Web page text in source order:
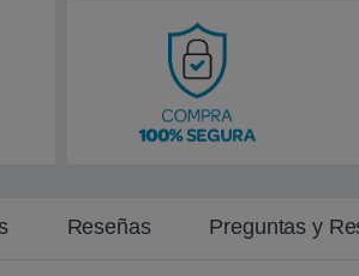
Reseñas Preguntas y